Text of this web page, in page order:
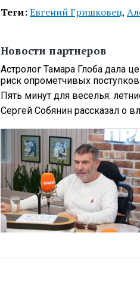
Теги:Евгений Гришковец,
Новости партнеров
Астролог Тамара Глоба дала
риск опрометчивых поступков
Пять минут для веселья:
Сергей Собянин рассказал о